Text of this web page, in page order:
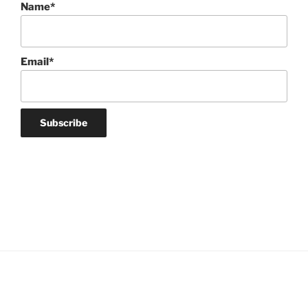
Name*
Email*